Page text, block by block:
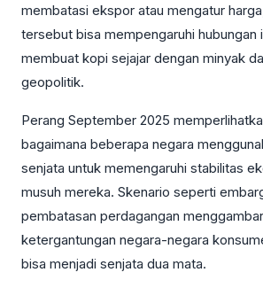
membatasi ekspor atau mengatur
tersebut bisa mempengaruhi hubungan
membuat kopi sejajar dengan minyak
geopolitik.
Perang September 2025
bagaimana beberapa negara
senjata untuk memengaruhi stabilitas
musuh mereka. Skenario seperti
pembatasan perdagangan
ketergantungan negara-negara
bisa menjadi senjata dua mata.